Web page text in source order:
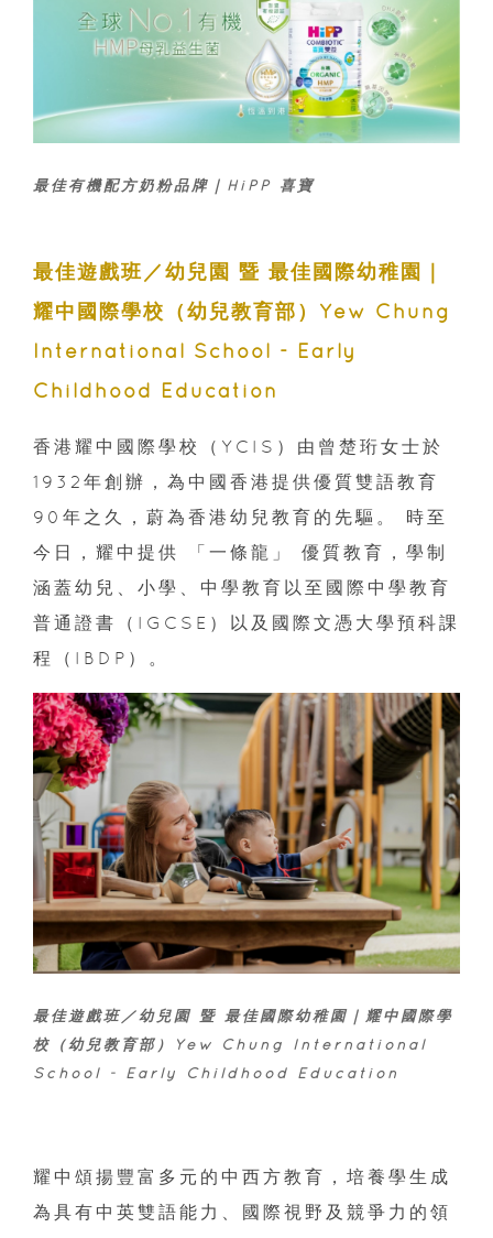
最佳有機配方奶粉品牌｜HiPP 喜寶
最佳遊戲班／幼兒園 暨 最佳國際幼稚園｜
耀中國際學校（幼兒教育部）Yew Chung
International School - Early
Childhood Education
香港耀中國際學校（YCIS）由曾楚珩女士於
1932年創辦，為中國香港提供優質雙語教育
90年之久，蔚為香港幼兒教育的先驅。 時至
今日，耀中提供 「一條龍」 優質教育，學制
涵蓋幼兒、小學、中學教育以至國際中學教育
普通證書（IGCSE）以及國際文憑大學預科課
程（IBDP）。
最佳遊戲班／幼兒園 暨 最佳國際幼稚園｜耀中國際學
校（幼兒教育部）Yew Chung International
School - Early Childhood Education
耀中頌揚豐富多元的中西方教育，培養學生成
為具有中英雙語能力、國際視野及競爭力的領